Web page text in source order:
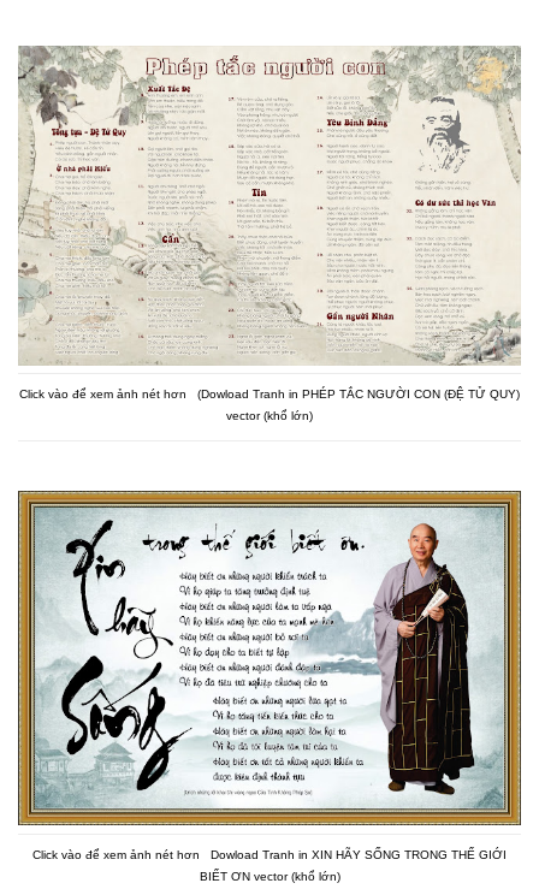
Click vào để xem ảnh nét hơn (Dowload Tranh in PHÉP TẮC NGƯỜI CON (ĐỆ TỬ QUY)
vector (khổ lớn)
Click vào để xem ảnh nét hơn Dowload Tranh in XIN HÃY SỐNG TRONG THẾ GIỚI
BIẾT ƠN vector (khổ lớn)